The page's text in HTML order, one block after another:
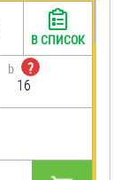
b
?
16
В СПИСОК